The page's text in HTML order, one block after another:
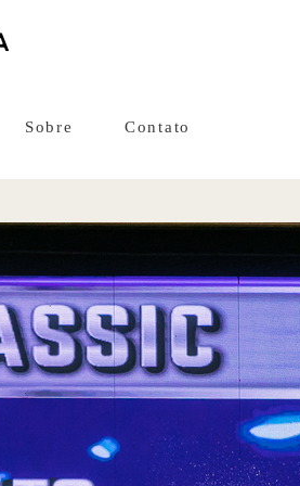
Sobre Contato